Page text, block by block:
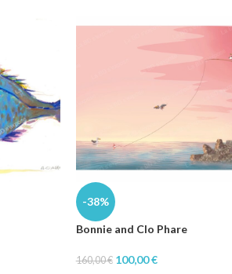
-38%
Bonnie and Clo Phare
160,00€ 100,00€